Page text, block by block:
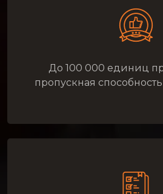
До 100 000 единиц
пропускная